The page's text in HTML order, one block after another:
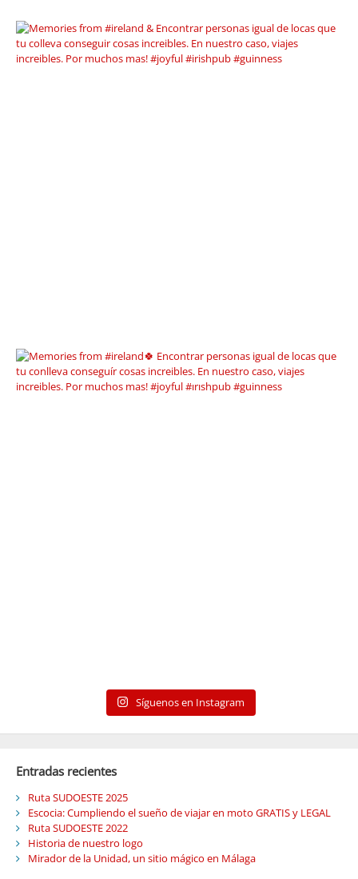
Síguenos en Instagram
Entradas recientes
Ruta SUDOESTE 2025
Escocia: Cumpliendo el sueño de viajar en moto GRATIS y LEGAL
Ruta SUDOESTE 2022
Historia de nuestro logo
Mirador de la Unidad, un sitio mágico en Málaga